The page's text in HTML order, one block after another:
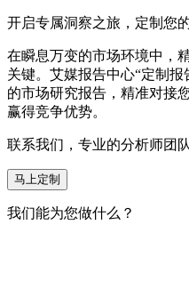
开启专属洞察之旅，定制您
在瞬息万变的市场环境中，
关键。艾媒报告中心“定制
的市场研究报告，精准对接
赢得竞争优势。
联系我们，专业的分析师团
马上定制
我们能为您做什么？